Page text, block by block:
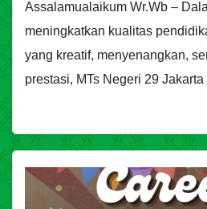
Assalamualaikum Wr.Wb –
meningkatkan kualitas
yang kreatif, menyenangkan,
prestasi, MTs Negeri 29